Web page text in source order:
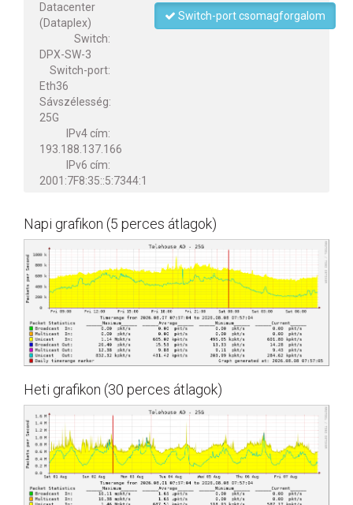
Datacenter
(Dataplex)
Switch:
DPX-SW-3
Switch-port:
Eth36
Sávszélesség:
25G
IPv4 cím:
193.188.137.166
IPv6 cím:
2001:7F8:35::5:7344:1
Switch-port csomagforgalom
Napi grafikon (5 perces átlagok)
Heti grafikon (30 perces átlagok)